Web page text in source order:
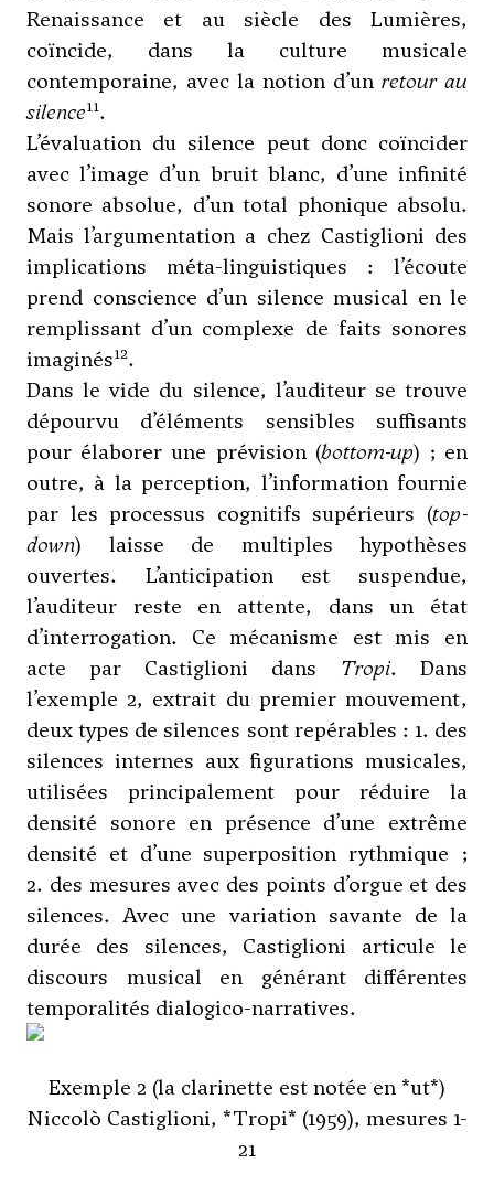
Renaissance et au siècle des Lumières,
coïncide, dans la culture musicale
contemporaine, avec la notion d’un retour au
silence11.
L’évaluation du silence peut donc coïncider
avec l’image d’un bruit blanc, d’une infinité
sonore absolue, d’un total phonique absolu.
Mais l’argumentation a chez Castiglioni des
implications méta-linguistiques : l’écoute
prend conscience d’un silence musical en le
remplissant d’un complexe de faits sonores
imaginés12.
Dans le vide du silence, l’auditeur se trouve
dépourvu d’éléments sensibles suffisants
pour élaborer une prévision (bottom-up) ; en
outre, à la perception, l’information fournie
par les processus cognitifs supérieurs (top-
down) laisse de multiples hypothèses
ouvertes. L’anticipation est suspendue,
l’auditeur reste en attente, dans un état
d’interrogation. Ce mécanisme est mis en
acte par Castiglioni dans Tropi. Dans
l’exemple 2, extrait du premier mouvement,
deux types de silences sont repérables : 1. des
silences internes aux figurations musicales,
utilisées principalement pour réduire la
densité sonore en présence d’une extrême
densité et d’une superposition rythmique ;
2. des mesures avec des points d’orgue et des
silences. Avec une variation savante de la
durée des silences, Castiglioni articule le
discours musical en générant différentes
temporalités dialogico-narratives.
Exemple 2 (la clarinette est notée en *ut*)
Niccolò Castiglioni, *Tropi* (1959), mesures 1-
21